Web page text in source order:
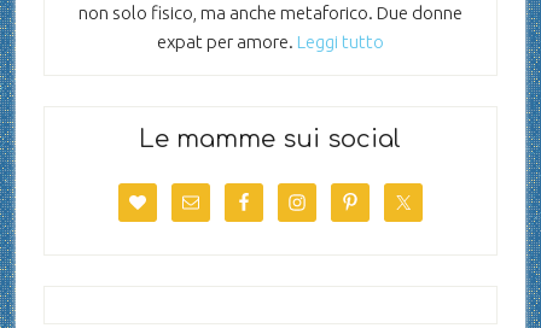
non solo fisico, ma anche metaforico. Due donne
expat per amore. Leggi tutto
Le mamme sui social